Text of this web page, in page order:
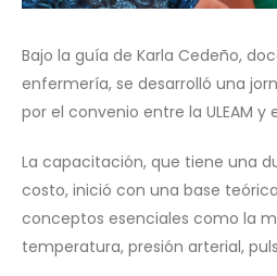
Bajo la guía de Karla Cedeño,
enfermería, se desarrolló una
por el convenio entre la ULEAM y
La capacitación, que tiene una
costo, inició con una base
conceptos esenciales como la
temperatura, presión arterial,